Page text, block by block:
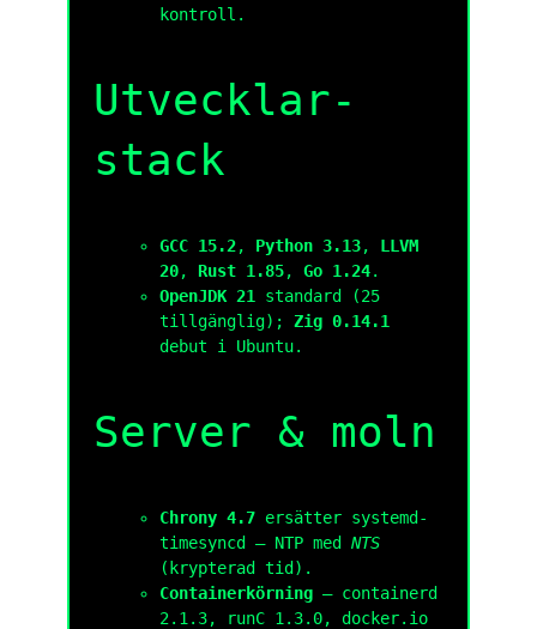
kontroll.
Utvecklar­
stack
GCC 15.2, Python 3.13, LLVM
20,Rust 1.85,Go 1.24.
OpenJDK 21
standard (25
tillgänglig);Zig 0.14.1
debut i Ubuntu.
Server & moln
Chrony 4.7 ersätter systemd-
timesyncd — NTP medNTS
(krypterad tid).
Container­körning — containerd
2.1.3, runC 1.3.0, docker.io